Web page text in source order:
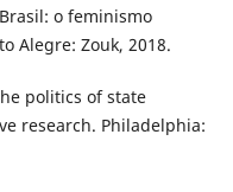
o feminismo
Alegre: Zouk, 2018.
politics of state
research. Philadelphia: